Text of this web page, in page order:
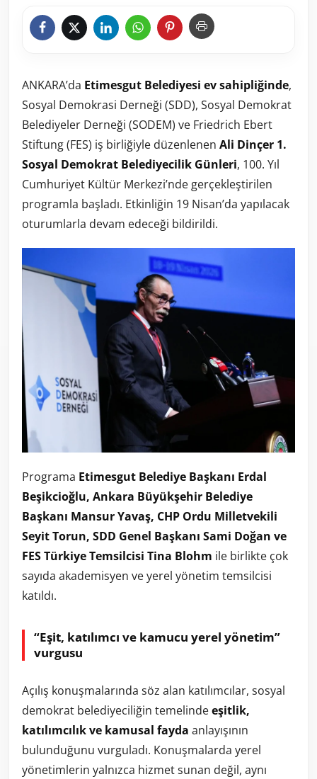
ANKARA’da Etimesgut Belediyesi ev sahipliğinde,
Sosyal Demokrasi Derneği (SDD), Sosyal Demokrat
Belediyeler Derneği (SODEM) ve Friedrich Ebert
Stiftung (FES) iş birliğiyle düzenlenen Ali Dinçer 1.
Sosyal Demokrat Belediyecilik Günleri, 100. Yıl
Cumhuriyet Kültür Merkezi’nde gerçekleştirilen
programla başladı. Etkinliğin 19 Nisan’da yapılacak
oturumlarla devam edeceği bildirildi.
Programa Etimesgut Belediye Başkanı Erdal
Beşikcioğlu, Ankara Büyükşehir Belediye
Başkanı Mansur Yavaş, CHP Ordu Milletvekili
Seyit Torun, SDD Genel Başkanı Sami Doğan ve
FES Türkiye Temsilcisi Tina Blohm ile birlikte çok
sayıda akademisyen ve yerel yönetim temsilcisi
katıldı.
“Eşit, katılımcı ve kamucu yerel yönetim”
vurgusu
Açılış konuşmalarında söz alan katılımcılar, sosyal
demokrat belediyeciliğin temelindeeşitlik,
katılımcılık ve kamusal fayda anlayışının
bulunduğunu vurguladı. Konuşmalarda yerel
yönetimlerin yalnızca hizmet sunan değil, aynı